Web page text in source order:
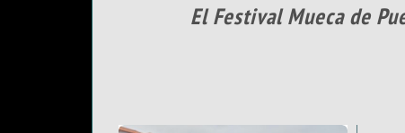
El Festival Mueca de